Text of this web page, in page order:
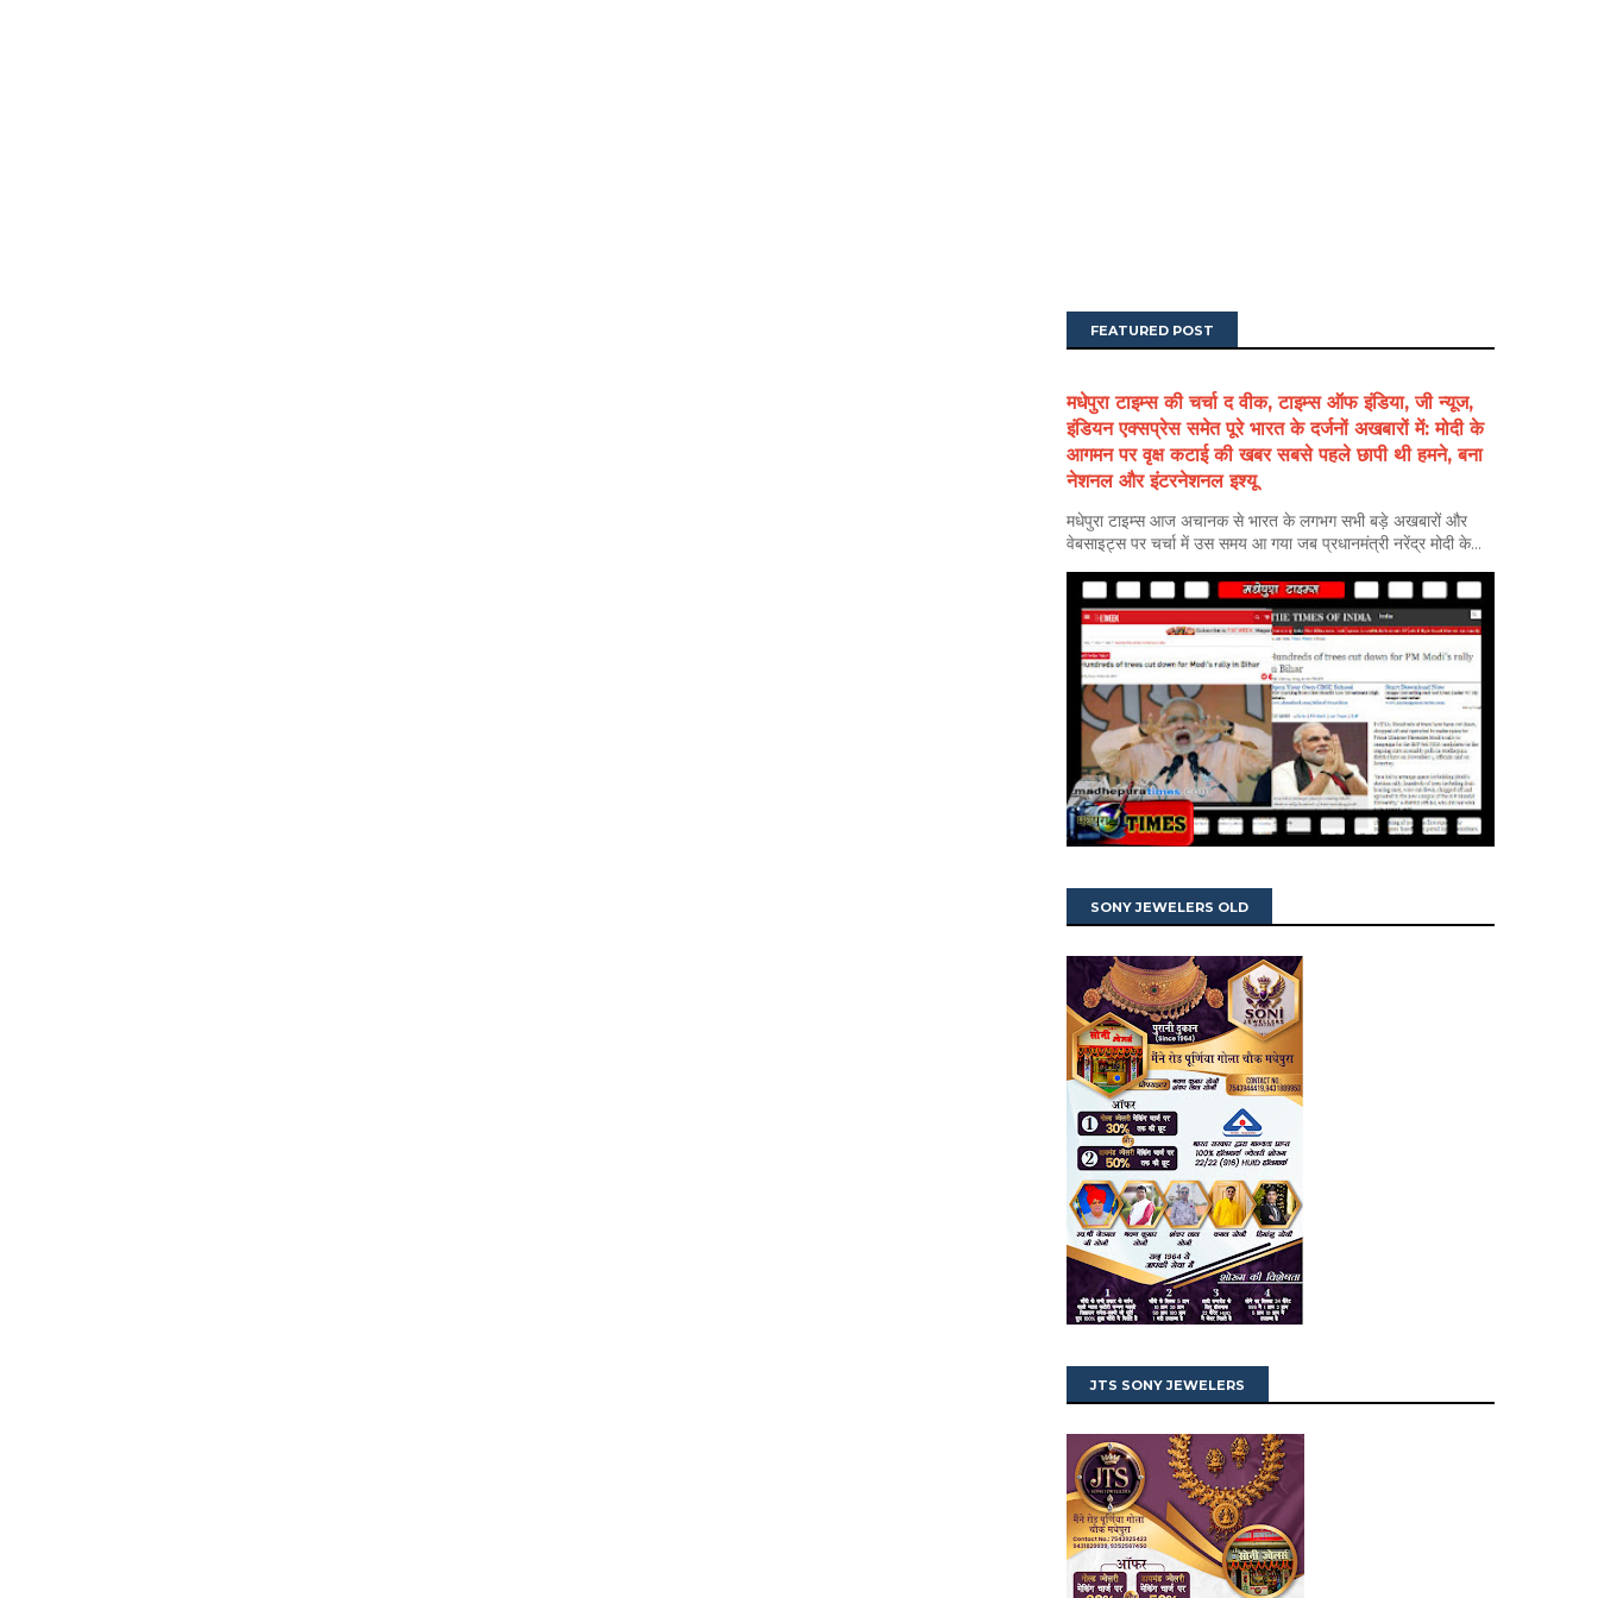
FEATURED POST
मधेपुरा टाइम्स की चर्चा द वीक, टाइम्स ऑफ इंडिया, जी न्यूज,
इंडियन एक्सप्रेस समेत पूरे भारत के दर्जनों अखबारों में: मोदी के
आगमन पर वृक्ष कटाई की खबर सबसे पहले छापी थी हमने, बना
नेशनल और इंटरनेशनल इश्यू
मधेपुरा टाइम्स आज अचानक से भारत के लगभग सभी बड़े अखबारों और
वेबसाइट्स पर चर्चा में उस समय आ गया जब प्रधानमंत्री नरेंद्र मोदी के...
SONY JEWELERS OLD
JTS SONY JEWELERS